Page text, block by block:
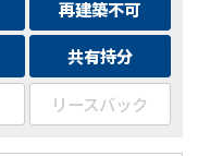
再建築不可
共有持分
リースバック